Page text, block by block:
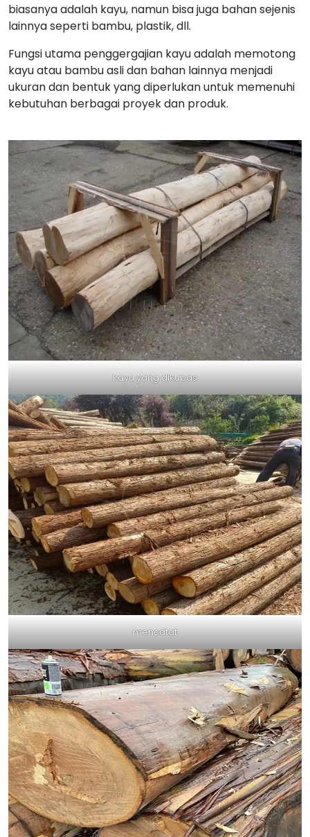
biasanya adalah kayu, namun bisa juga bahan sejenis
lainnya seperti bambu, plastik, dll.
Fungsi utama penggergajian kayu adalah memotong
kayu atau bambu asli dan bahan lainnya menjadi
ukuran dan bentuk yang diperlukan untuk memenuhi
kebutuhan berbagai proyek dan produk.
kayu yang dikupas
mencatat